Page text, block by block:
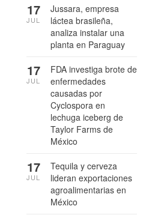
Jussara, empresa
láctea brasileña,
analiza instalar una
planta en Paraguay
17
JUL
FDA investiga brote de
enfermedades
causadas por
Cyclospora en
lechuga iceberg de
Taylor Farms de
México
17
JUL
Tequila y cerveza
lideran exportaciones
agroalimentarias en
México
17
JUL